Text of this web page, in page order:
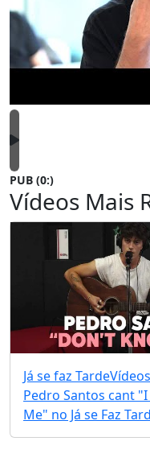
PUB (0:)
Vídeos Mais
Já se faz TardeVídeos
Pedro Santos cant
Me" no Já se Faz